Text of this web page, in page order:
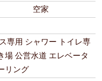
空家
専用 シャワー
トイレ専
場 公営水道 エレベータ
リング